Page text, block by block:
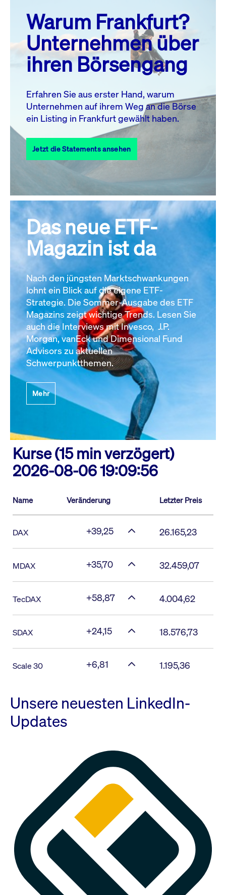
MO. DI. MI. DO. FR. SA. SO.
1
2
3
4 5 6 7 8
10 11 13 14
17
18 19 20 21 22
23
27 28
31
Alle Events
Warum Frankfurt?
Unternehmen über
ihren Börsengang
Erfahren Sie aus erster Hand, warum
Unternehmen auf ihrem Weg an die Börse
ein Listing in Frankfurt gewählt haben.
Jetzt die Statements ansehen
Das neue ETF-
Magazin ist da
Nach den jüngsten Marktschwankungen
lohnt ein Blick auf die eigene ETF-
Strategie. Die Sommer-Ausgabe des ETF
Magazins zeigt wichtige Trends. Lesen Sie
auch die Interviews mit Invesco, J.P.
Morgan, vanEck und Dimensional Fund
Advisors zu aktuellen
Schwerpunktthemen.
Mehr
Kurse (15 min verzögert)
2026-08-06 19:09:56
Name Veränderung Letzter Preis
DAX +39,25 26.165,23
MDAX +35,70 32.459,07
TecDAX +58,87 4.004,62
SDAX +24,15 18.576,73
Scale 30 +6,81 1.195,36
Unsere neuesten LinkedIn-
Updates